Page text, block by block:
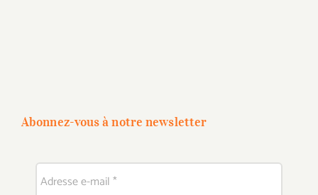
Abonnez-vous à notre newsletter